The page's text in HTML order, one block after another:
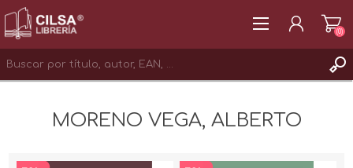
INICIAR SESIÓN
(0)
MORENO VEGA, ALBERTO